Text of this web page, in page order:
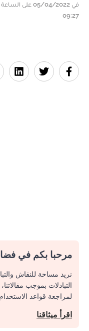
09:27
مرحبا بكم في
نريد مساحة للنقاش
التبادلات بموجب
لمراجعة قواعد
اقرأ ميثاقنا